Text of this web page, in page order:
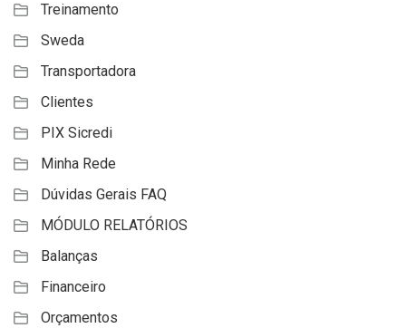
Treinamento
Sweda
Transportadora
Clientes
PIX Sicredi
Minha Rede
Dúvidas Gerais FAQ
MÓDULO RELATÓRIOS
Balanças
Financeiro
Orçamentos